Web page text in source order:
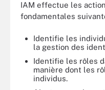
IAM effectue les
fondamentales
Identifie les
la gestion des
Identifie les rôles
manière dont les
individus.